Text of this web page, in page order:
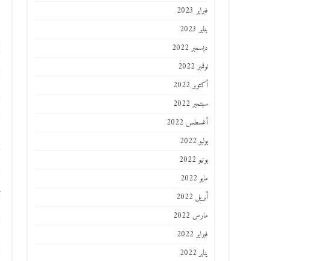
فبراير 2023
يناير 2023
ديسمبر 2022
نوفمبر 2022
أكتوبر 2022
سبتمبر 2022
أغسطس 2022
يوليو 2022
يونيو 2022
مايو 2022
أبريل 2022
مارس 2022
فبراير 2022
يناير 2022